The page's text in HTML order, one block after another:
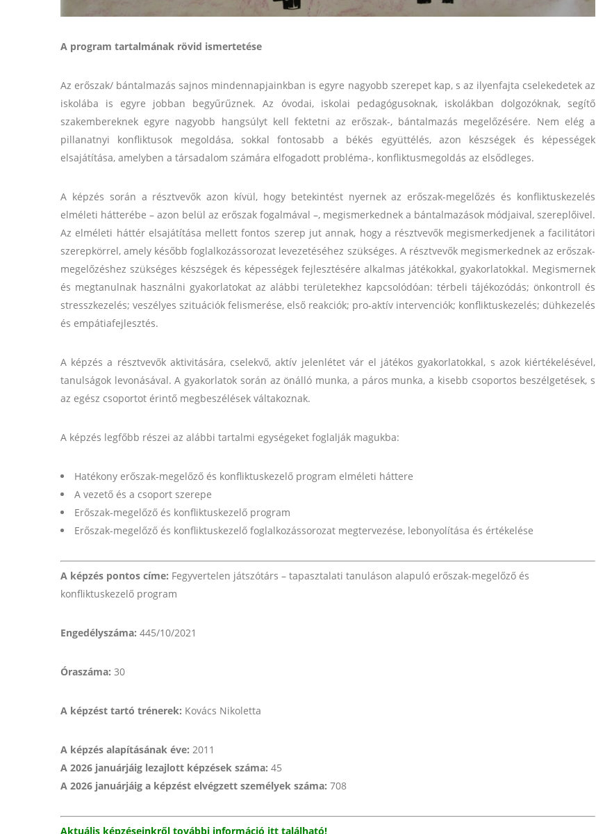
A program tartalmának rövid ismertetése
Az erőszak/ bántalmazás sajnos mindennapjainkban is egyre nagyobb szerepet kap, s az ilyenfajta cselekedetek az
iskolába is egyre jobban begyűrűznek. Az óvodai, iskolai pedagógusoknak, iskolákban dolgozóknak, segítő
szakembereknek egyre nagyobb hangsúlyt kell fektetni az erőszak-, bántalmazás megelőzésére. Nem elég a
pillanatnyi konfliktusok megoldása, sokkal fontosabb a békés együttélés, azon készségek és képességek
elsajátítása, amelyben a társadalom számára elfogadott probléma-, konfliktusmegoldás az elsődleges.
A képzés során a résztvevők azon kívül, hogy betekintést nyernek az erőszak-megelőzés és konfliktuskezelés
elméleti hátterébe – azon belül az erőszak fogalmával –, megismerkednek a bántalmazások módjaival, szereplőivel.
Az elméleti háttér elsajátítása mellett fontos szerep jut annak, hogy a résztvevők megismerkedjenek a facilitátori
szerepkörrel, amely később foglalkozássorozat levezetéséhez szükséges. A résztvevők megismerkednek az erőszak-
megelőzéshez szükséges készségek és képességek fejlesztésére alkalmas játékokkal, gyakorlatokkal. Megismernek
és megtanulnak használni gyakorlatokat az alábbi területekhez kapcsolódóan: térbeli tájékozódás; önkontroll és
stresszkezelés; veszélyes szituációk felismerése, első reakciók; pro-aktív intervenciók; konfliktuskezelés; dühkezelés
és empátiafejlesztés.
A képzés a résztvevők aktivitására, cselekvő, aktív jelenlétet vár el játékos gyakorlatokkal, s azok kiértékelésével,
tanulságok levonásával. A gyakorlatok során az önálló munka, a páros munka, a kisebb csoportos beszélgetések, s
az egész csoportot érintő megbeszélések váltakoznak.
A képzés legfőbb részei az alábbi tartalmi egységeket foglalják magukba:
Hatékony erőszak-megelőző és konfliktuskezelő program elméleti háttere
A vezető és a csoport szerepe
Erőszak-megelőző és konfliktuskezelő program
Erőszak-megelőző és konfliktuskezelő foglalkozássorozat megtervezése, lebonyolítása és értékelése
A képzés pontos címe: Fegyvertelen játszótárs – tapasztalati tanuláson alapuló erőszak-megelőző és
konfliktuskezelő program
Engedélyszáma: 445/10/2021
Óraszáma: 30
A képzést tartó trénerek: Kovács Nikoletta
A képzés alapításának éve: 2011
A 2026 januárjáig lezajlott képzések száma: 45
A 2026 januárjáig a képzést elvégzett személyek száma: 708
Aktuális képzéseinkről további információ itt található!